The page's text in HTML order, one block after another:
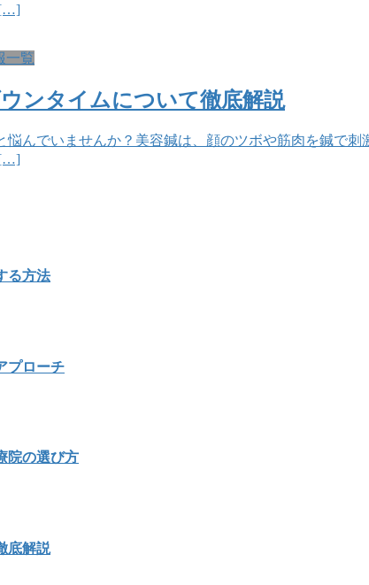
[…]
一覧
ンタイムについて徹底解説
んでいませんか？美容鍼は、顔のツボや筋肉を鍼で
[…]
る方法
プローチ
院の選び方
底解説